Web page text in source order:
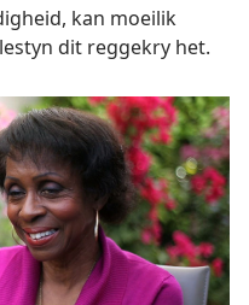
kan moeilik
dit reggekry het.